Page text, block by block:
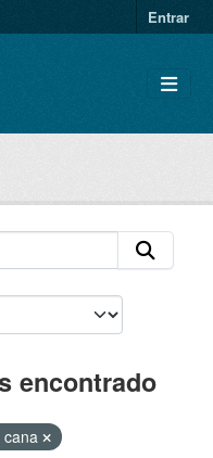
Entrar
encontrado
cana